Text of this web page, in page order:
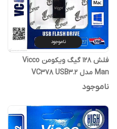
ناموجود
فلش 128 گیگ ویکومن Vicco
Man مدل VC378 USB3.2
ناموجود